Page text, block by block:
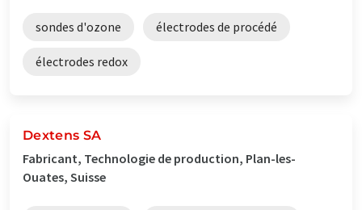
sondes d'ozone électrodes de procédé
électrodes redox
Dextens SA
Fabricant, Technologie de production, Plan-les-
Ouates, Suisse